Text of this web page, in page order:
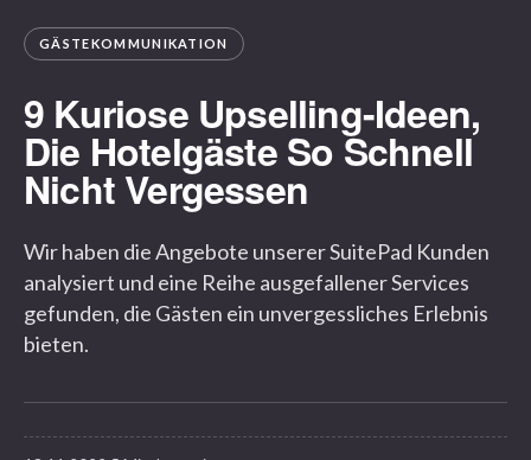
GÄSTEKOMMUNIKATION
9 Kuriose Upselling-Ideen,
Die Hotelgäste So Schnell
Nicht Vergessen
Wir haben die Angebote unserer SuitePad Kunden
analysiert und eine Reihe ausgefallener Services
gefunden, die Gästen ein unvergessliches Erlebnis
bieten.